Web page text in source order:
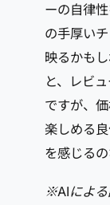
ーの自律
の手厚い
映るかも
と、レビ
ですが、
楽しめる
を感じる
※AIによる